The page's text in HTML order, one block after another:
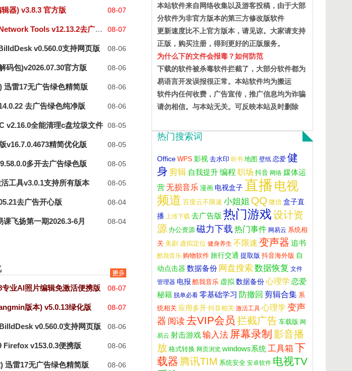
08-07
器) v3.8.3 官方版
08-07
Tools v12.13.2去广告版
08-06
v0.560.0支持网页版
08-06
码包)v2026.07.30官方版
08-06
迅雷17无广告绿色精简版
08-06
去广告绿色纯净版
08-05
v2.16.0全能清理c盘垃圾文件
08-05
v16.7.0.4673精简优化版
08-05
多开去广告绿色版
08-05
工具v3.0.1支持所有版本
08-04
去广告开心版
08-04
飞扬第一期2026.3-6月
08-07
业AI照片编辑免激活便携版
08-07
版本) v5.0.13绿化版
08-06
v0.560.0支持网页版
08-06
Firefox v153.0.3便携版
08-06
迅雷17无广告绿色精简版
本站软件来自网络收集以及游客投稿，由于大部
分软件为非官方版本的第三方修改版软件
更新速度比不上官方版本，请见谅。大家请支持
正版，购买注册，得到更好的正版服务。
为什么下的文件会报毒？如何防范
下载的软件被杀毒软件拦截了，大部分软件都为
易语言开发误报很正常。本站软件均为搬运
软件内任何收费，广告宣传，推广信息均为诈骗
请勿相信。与本站无关。可反映本站及时删除
热门搜索词
Office WPS 影视 去水印 听书 地图 壁纸 恋爱 健
身 剪辑 自我提升编程 职场 抖音 网络 媒体运
营无损音乐 漫画 电视盒子 直播电视
频道 百度云不限速 小姐姐 QQ 微信 盒子直
播 上传下载 去广告版 热门游戏设计资
源 办公资源 磁力下载 热门事件 网易云 系统相
关 美剧 虚拟定位 健身养生 不限速 变声器 追书
酷我音乐 购物软件 旅行交通 提取版 抖音海外版 自
动点击器 数据备份 网盘搜索 数据恢复 文件
管理器 电报 酷我音乐 虚拟 数据备份心理学 恋爱
秘籍 脱单必看 零基础学习 防撤回 剪辑合集 系
统相关 应用多开 抖音相关 激活工具 心理学 变声
器 阅读去VIP会员 拦截广告 车载版 网
易云 射击游戏输入法 屏幕录制 影音播
放 格式转换 网页浏览 windows系统工具箱 下
载器 腾讯TIM 系统安全 安卓软件 电视TV